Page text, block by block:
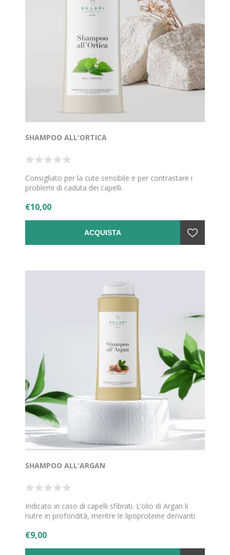
SHAMPOO ALL'ORTICA
Consigliato per la cute sensibile e per contrastare i
problemi di caduta dei capelli.
€10,00
ACQUISTA
SHAMPOO ALL'ARGAN
Indicato in caso di capelli sfibrati. L’olio di Argan li
nutre in profondità, mentre le lipoproteine derivanti
€9,00